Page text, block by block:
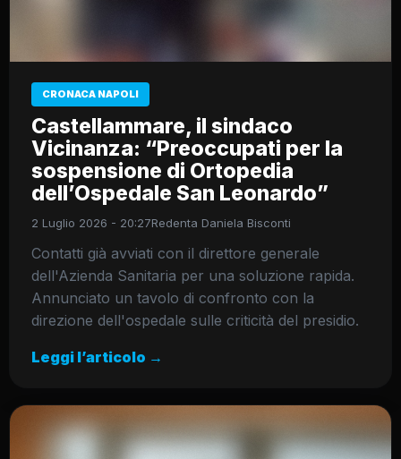
CRONACA NAPOLI
Castellammare, il sindaco
Vicinanza: “Preoccupati per la
sospensione di Ortopedia
dell’Ospedale San Leonardo”
2 Luglio 2026 - 20:27Redenta Daniela Bisconti
Contatti già avviati con il direttore generale
dell'Azienda Sanitaria per una soluzione rapida.
Annunciato un tavolo di confronto con la
direzione dell'ospedale sulle criticità del presidio.
Leggi l’articolo →